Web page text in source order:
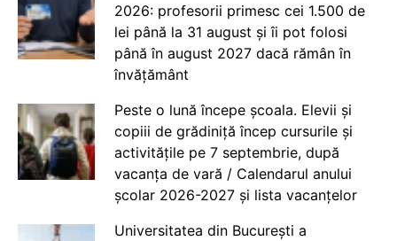
2026: profesorii primesc cei 1.500 de
lei până la 31 august și îi pot folosi
până în august 2027 dacă rămân în
învățământ
Peste o lună începe școala. Elevii și
copiii de grădiniță încep cursurile și
activitățile pe 7 septembrie, după
vacanța de vară / Calendarul anului
școlar 2026-2027 și lista vacanțelor
Universitatea din București a